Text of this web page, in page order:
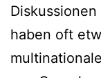
haben oft